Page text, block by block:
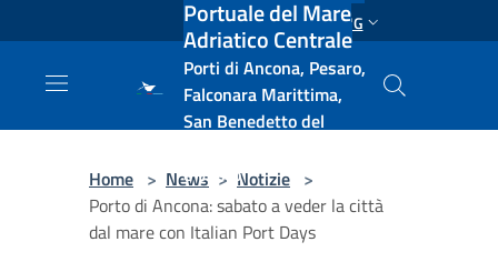
Salta al contenuto principale ENG
Portuale del Mare
Adriatico Centrale
Porti di Ancona, Pesaro,
Falconara Marittima,
San Benedetto del
e Vasto
Home > News > Notizie >
Porto di Ancona: sabato a veder la città
dal mare con Italian Port Days